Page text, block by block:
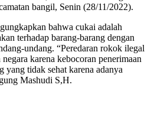
bangil, Senin (28/11/2022).
bahwa cukai adalah
terhadap barang-barang dengan
undang. “Peredaran rokok ilegal
karena kebocoran penerimaan
yang tidak sehat karena adanya
Mashudi S,H.